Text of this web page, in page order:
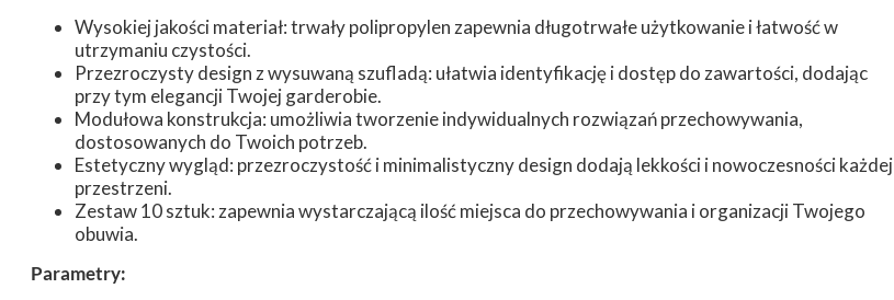
Wysokiej jakości materiał: trwały polipropylen zapewnia długotrwałe użytkowanie i łatwość w
utrzymaniu czystości.
Przezroczysty design z wysuwaną szufladą: ułatwia identyfikację i dostęp do zawartości, dodając
przy tym elegancji Twojej garderobie.
Modułowa konstrukcja: umożliwia tworzenie indywidualnych rozwiązań przechowywania,
dostosowanych do Twoich potrzeb.
Estetyczny wygląd: przezroczystość i minimalistyczny design dodają lekkości i nowoczesności każdej
przestrzeni.
Zestaw 10 sztuk: zapewnia wystarczającą ilość miejsca do przechowywania i organizacji Twojego
obuwia.
Parametry: